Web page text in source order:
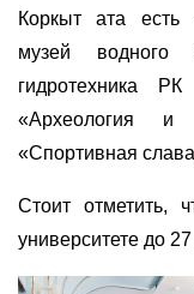
Коркыт ата есть
музей водного
гидротехника
«Археология и
«Спортивная
Стоит отметить,
университете до